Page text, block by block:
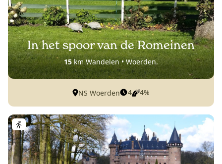
In het spoor van de Romeinen
15km Wandelen • Woerden.
NS Woerden 4 4%